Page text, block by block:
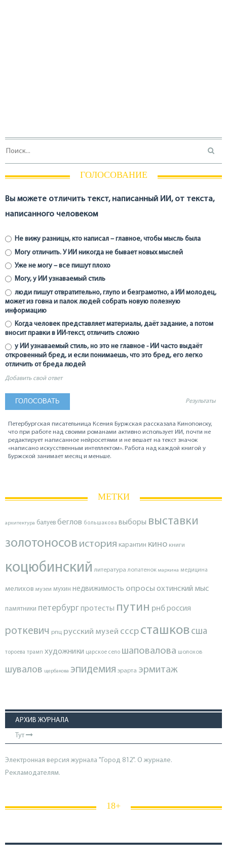
ГОЛОСОВАНИЕ
Вы можете отличить текст, написанный ИИ, от текста,
написанного человеком
Не вижу разницы, кто написал – главное, чтобы мысль была
Могу отличить. У ИИ никогда не бывает новых мыслей
Уже не могу – все пишут плохо
Могу, у ИИ узнаваемый стиль
люди пишут отвратительно, глупо и безграмотно, а ИИ молодец,
может из говна и палок людей собрать новую полезную
информацию
Когда человек представляет материалы, даёт задание, а потом
вносит правки в ИИ-текст, отличить сложно
у ИИ узнаваемый стиль, но это не главное - ИИ часто выдаёт
откровенный бред, и если понимаешь, что это бред, его легко
отличить от бреда людей
Добавить свой ответ
Результаты
Петербургская писательница Ксения Буржская рассказала Кинопоиску,
что при работе над своими романами активно использует ИИ, почти не
редактирует написанное нейросетями и не вешает на текст значок
«написано искусственным интеллектом». Работа над каждой книгой у
Буржской занимает месяц и меньше.
МЕТКИ
архитектура балуев беглов большакова выборы выставки
золотоносов история карантин кино книги
коцюбинский литература лопатенок маркина медицина
мелихов музеи мухин недвижимость опросы охтинский мыс
памятники петербургпротесты путин рнброссия
роткевич рпц русский музей ссср сташков сша
тороева трамп художники царское село шаповалова шолохов
шувалов щербакова эпидемия эрарта эрмитаж
АРХИВ ЖУРНАЛА
Тут
Электронная версия журнала "Город 812". О журнале.
Рекламодателям.
18+